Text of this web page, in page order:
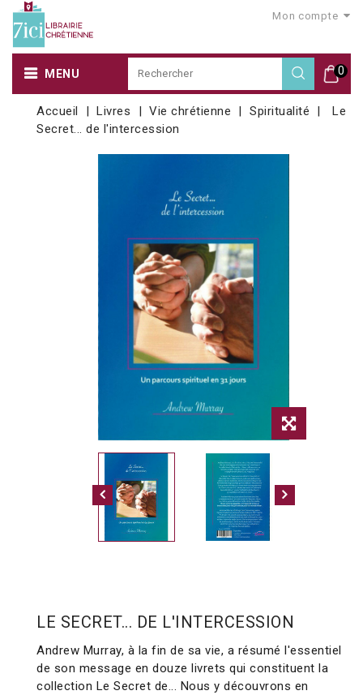
Mon compte
0
MENU
Accueil Livres Vie chrétienne Spiritualité
Le
Secret... de l'intercession
LE SECRET... DE L'INTERCESSION
Andrew Murray, à la fin de sa vie, a résumé l'essentiel
de son message en douze livrets qui constituent la
collection Le Secret de... Nous y découvrons en